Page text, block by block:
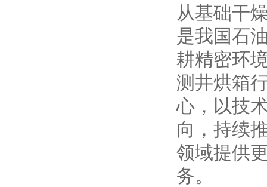
从基础干
是我国石
耕精密环
测井烘箱
心，以技
向，持续
领域提供
务。